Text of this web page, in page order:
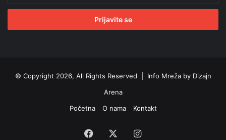
adresu
© Copyright 2026, All Rights Reserved | Info Mreža by Dizajn
Arena
Početna
O nama Kontakt
Facebook Instagram